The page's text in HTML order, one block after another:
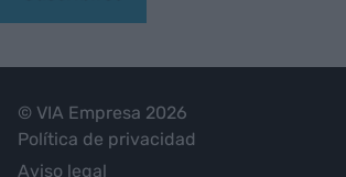
© VIA Empresa 2026
Política de privacidad
Aviso legal